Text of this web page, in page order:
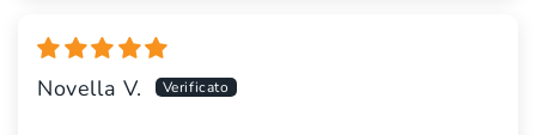
Novella V.